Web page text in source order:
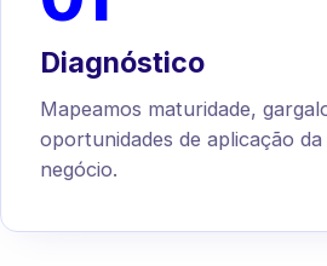
Diagnóstico
Mapeamos maturidade,
oportunidades de aplicação
negócio.